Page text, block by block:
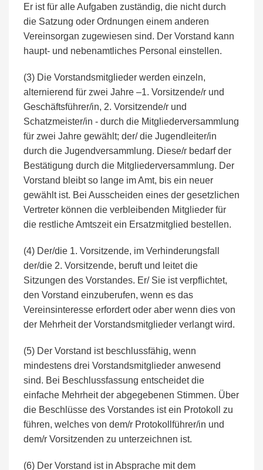
Er ist für alle Aufgaben zuständig, die nicht durch
die Satzung oder Ordnungen einem anderen
Vereinsorgan zugewiesen sind. Der Vorstand kann
haupt- und nebenamtliches Personal einstellen.
(3) Die Vorstandsmitglieder werden einzeln,
alternierend für zwei Jahre –1. Vorsitzende/r und
Geschäftsführer/in, 2. Vorsitzende/r und
Schatzmeister/in - durch die Mitgliederversammlung
für zwei Jahre gewählt; der/ die Jugendleiter/in
durch die Jugendversammlung. Diese/r bedarf der
Bestätigung durch die Mitgliederversammlung. Der
Vorstand bleibt so lange im Amt, bis ein neuer
gewählt ist. Bei Ausscheiden eines der gesetzlichen
Vertreter können die verbleibenden Mitglieder für
die restliche Amtszeit ein Ersatzmitglied bestellen.
(4) Der/die 1. Vorsitzende, im Verhinderungsfall
der/die 2. Vorsitzende, beruft und leitet die
Sitzungen des Vorstandes. Er/ Sie ist verpflichtet,
den Vorstand einzuberufen, wenn es das
Vereinsinteresse erfordert oder aber wenn dies von
der Mehrheit der Vorstandsmitglieder verlangt wird.
(5) Der Vorstand ist beschlussfähig, wenn
mindestens drei Vorstandsmitglieder anwesend
sind. Bei Beschlussfassung entscheidet die
einfache Mehrheit der abgegebenen Stimmen. Über
die Beschlüsse des Vorstandes ist ein Protokoll zu
führen, welches von dem/r Protokollführer/in und
dem/r Vorsitzenden zu unterzeichnen ist.
(6) Der Vorstand ist in Absprache mit dem